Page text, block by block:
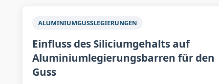
ALUMINIUMGUSSLEGIERUNGEN
Einfluss des Siliciumgehalts auf
Aluminiumlegierungsbarren für den
Guss